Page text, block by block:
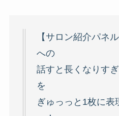
【サロン紹介パネ
への
話すと長くなりす
を
ぎゅっっと1枚に表